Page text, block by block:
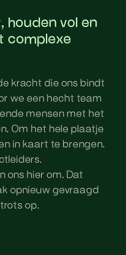
houden vol en
complexe
kracht die ons bindt
we een hecht team
mensen met het
Om het hele plaatje
in kaart te brengen.
ons hier om. Dat
opnieuw gevraagd
op.